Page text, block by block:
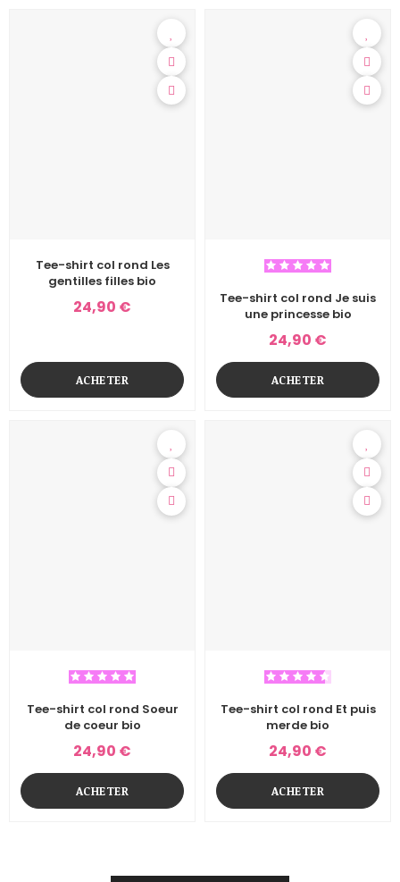
Tee-shirt col rond Les
gentilles filles bio
24,90 €
ACHETER
Tee-shirt col rond Je suis
une princesse bio
24,90 €
ACHETER
Tee-shirt col rond Soeur
de coeur bio
24,90 €
ACHETER
Tee-shirt col rond Et puis
merde bio
24,90 €
ACHETER